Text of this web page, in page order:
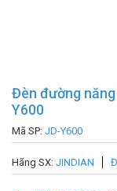
Đèn đường
Y600
Mã SP: JD-Y600
Hãng SX: JINDIAN